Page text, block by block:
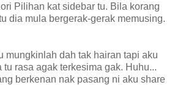
Pilihan kat sidebar tu. Bila korang
dia mula bergerak-gerak memusing.
mungkinlah dah tak hairan tapi aku
tu rasa agak terkesima gak. Huhu...
berkenan nak pasang ni aku share